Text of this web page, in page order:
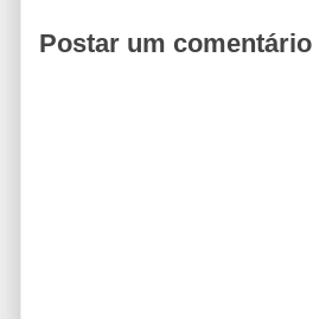
Postar um comentário